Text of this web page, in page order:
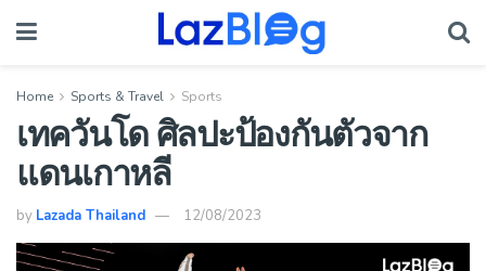
Home Sports & Travel Sports
เทควันโด ศิลปะป้องกันตัวจาก
แดนเกาหลี
by Lazada Thailand 12/08/2023